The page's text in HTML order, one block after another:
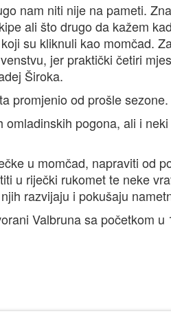
nam niti nije na pameti.
ali što drugo da kažem
su kliknuli kao momčad.
jer praktički četiri
Široka.
promjenio od prošle sezone.
pogona, ali i
u momčad, napraviti od
u riječki rukomet te neke
razvijaju i pokušaju
Valbruna sa početkom u